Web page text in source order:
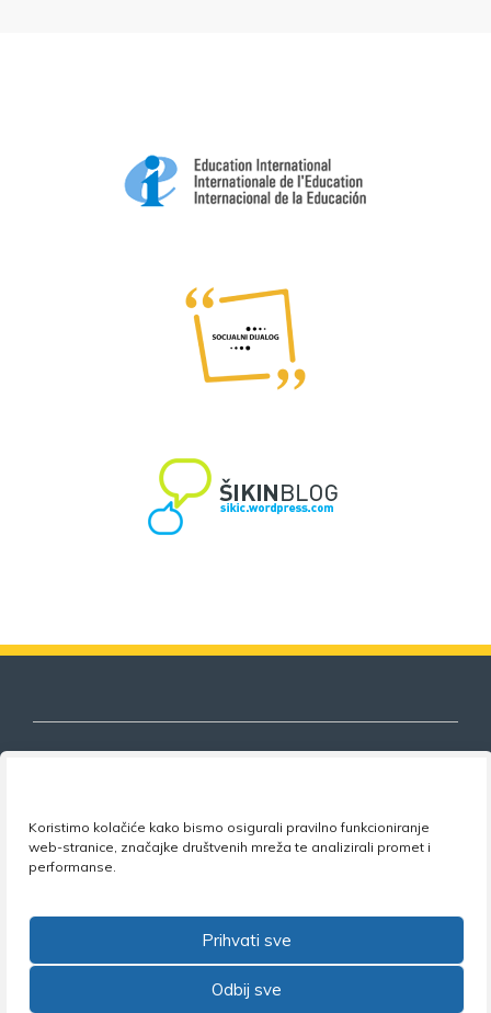
Koristimo kolačiće kako bismo osigurali pravilno funkcioniranje
web-stranice, značajke društvenih mreža te analizirali promet i
performanse.
Prihvati sve
Odbij sve
Nezavisni sindikat znanosti i visokog
obrazovanja
Zagreb •Tel: +385 1 4847 337 •Email: uprava@nsz.hr